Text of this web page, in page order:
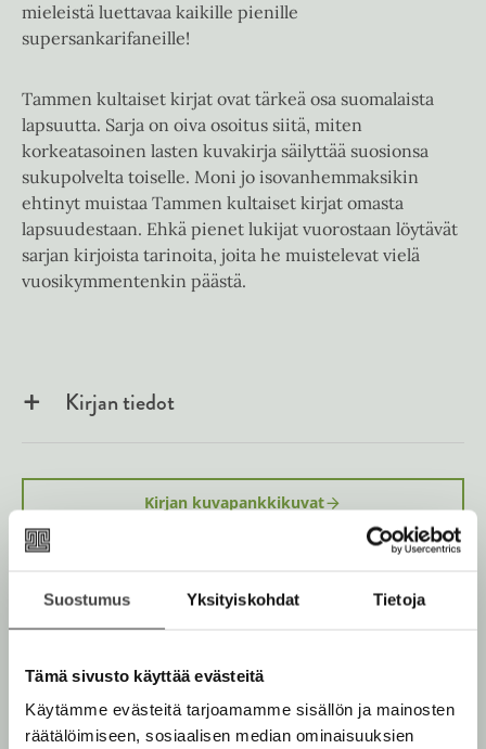
Suostumus Yksityiskohdat Tietoja
Tämä sivusto käyttää evästeitä
Käytämme evästeitä tarjoamamme sisällön ja mainosten
räätälöimiseen, sosiaalisen median ominaisuuksien
mieleistä luettavaa kaikille pienille
supersankarifaneille!
Tammen kultaiset kirjat ovat tärkeä osa suomalaista
lapsuutta. Sarja on oiva osoitus siitä, miten
korkeatasoinen lasten kuvakirja säilyttää suosionsa
sukupolvelta toiselle. Moni jo isovanhemmaksikin
ehtinyt muistaa Tammen kultaiset kirjat omasta
lapsuudestaan. Ehkä pienet lukijat vuorostaan löytävät
sarjan kirjoista tarinoita, joita he muistelevat vielä
vuosikymmentenkin päästä.
Kirjan tiedot
Kirjan kuvapankkikuvat
Osta teos
O
s
t
Kovakantinen kirja
K
i
r
K
Rikastettu e-kirja
B